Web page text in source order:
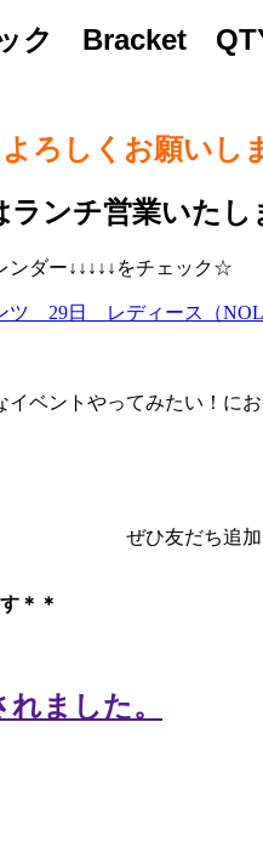
Bracket
ろしくお願いし
ンチ営業いた
ンダー↓↓↓↓↓をチェック☆
ツ 29日 レディース（
ベントやってみたい！にお
ぜひ友だち追加
＊＊